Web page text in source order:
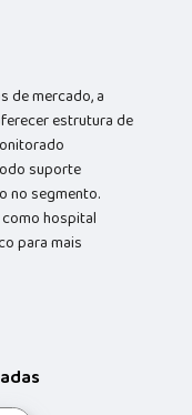
de mercado, a
estrutura de
suporte
no segmento.
hospital
para mais